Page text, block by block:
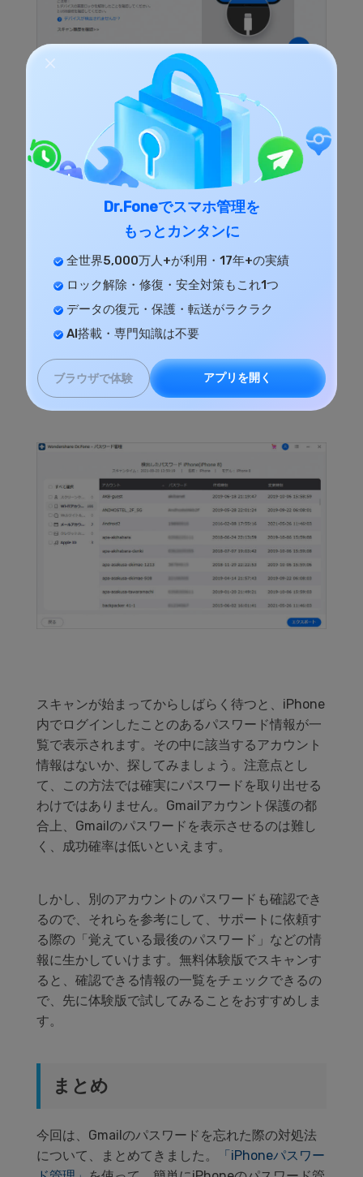
Dr.Foneでスマホ管理を
もっとカンタンに
全世界5,000万人+が利用・17年+の実績
ロック解除・修復・安全対策もこれ1つ
データの復元・保護・転送がラクラク
AI搭載・専門知識は不要
ブラウザで体験 アプリを開く
3.「スキャン開始」をクリック
4.パスワードを見つける
スキャンが始まってからしばらく待つと、 iPhone
内でログインしたことのあるパスワード情報が一
覧で表示されます。 その中に該当するアカウント
情報はないか、探してみましょう。 注意点とし
て、この方法では確実にパスワードを取り出せる
わけではありません。 Gmail アカウント保護の都
合上、 Gmail のパスワードを表示させるのは難し
く、成功確率は低いといえます。
しかし、別のアカウントのパスワードも確認でき
るので、それらを参考にして、サポートに依頼す
る際の「覚えている最後のパスワード」などの情
報に生かしていけます。 無料体験版でスキャンす
ると、確認できる情報の一覧をチェックできるの
で、先に体験版で試してみることをおすすめしま
す。
まとめ
今回は、 Gmail のパスワードを忘れた際の対処法
について、まとめてきました。
「iPhoneパスワー